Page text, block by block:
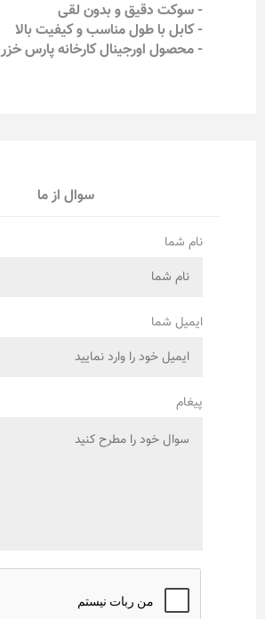
- سوکت دقیق و بدون لقی
- کابل با طول مناسب و کیفیت بالا
- محصول اورجینال کارخانه پارس خزر
سوال از ما
نام شما
ایمیل شما
پیغام